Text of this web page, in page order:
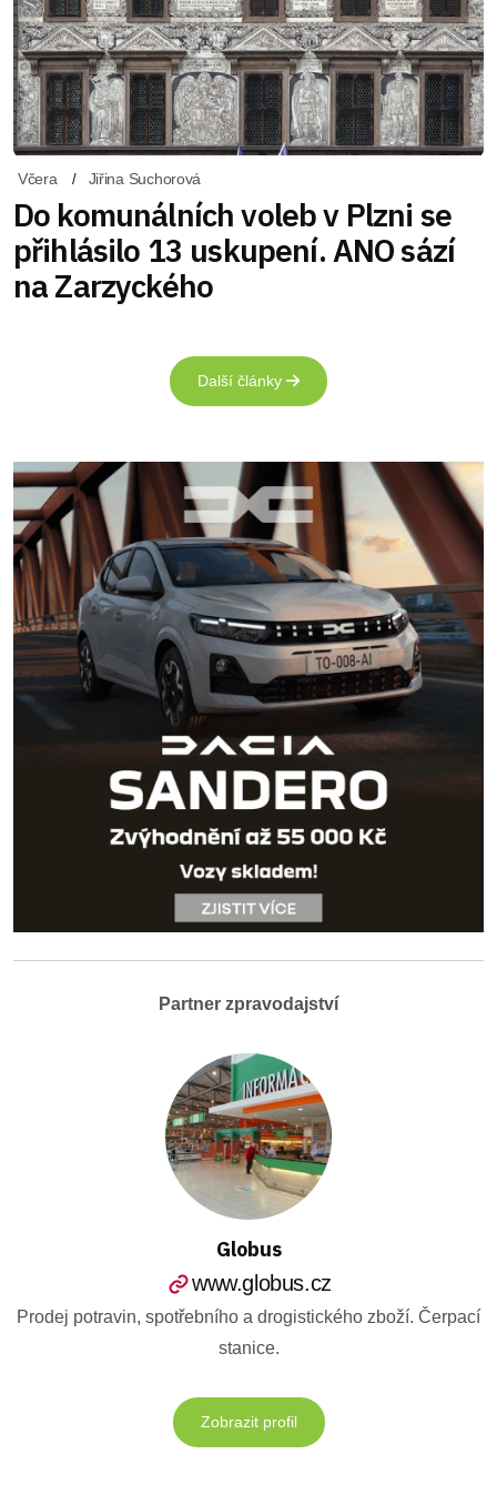
Včera Jiřina Suchorová
Do komunálních voleb v Plzni se
přihlásilo 13 uskupení. ANO sází
na Zarzyckého
Další články
Partner zpravodajství
Globus
www.globus.cz
Prodej potravin, spotřebního a drogistického zboží. Čerpací
stanice.
Zobrazit profil